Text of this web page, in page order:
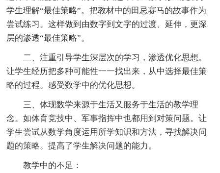
学生理解“最佳策略”。把教材中的田忌赛马的故事作为
尝试练习。这样做到由数字到文字的过渡、延伸，更深
层的渗透“最佳策略”。
二、注重引导学生深层次的学习，渗透优化思想。
让学生经历把多种可能性一一找出来，从中选择最佳策
略的过程。感受数学中的优化思想。
三、体现数学来源于生活又服务于生活的教学理
念。如体育竞技中、军事指挥中也都用到对策问题。让
学生尝试从数学角度运用所学知识和方法，寻找解决问
题的策略。提高了学生解决问题的能力。
教学中的不足：